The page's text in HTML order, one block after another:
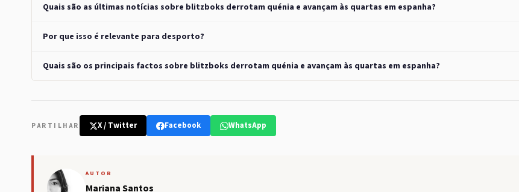
Quais são as últimas notícias sobre blitzboks derrotam quénia e avançam às quartas em espanha?
Por que isso é relevante para desporto?
Quais são os principais factos sobre blitzboks derrotam quénia e avançam às quartas em espanha?
PARTILHAR X / Twitter Facebook WhatsApp
AUTOR
Mariana Santos